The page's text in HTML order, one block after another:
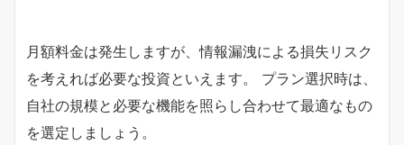
月額料金は発生しますが、情報漏洩による損失リスク
を考えれば必要な投資といえます。 プラン選択時は、
自社の規模と必要な機能を照らし合わせて最適なもの
を選定しましょう。